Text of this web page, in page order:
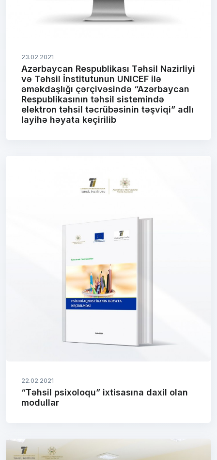
23.02.2021
Azərbaycan Respublikası Təhsil Nazirliyi
və Təhsil İnstitutunun UNICEF ilə
əməkdaşlığı çərçivəsində “Azərbaycan
Respublikasının təhsil sistemində
elektron təhsil təcrübəsinin təşviqi” adlı
layihə həyata keçirilib
22.02.2021
“Təhsil psixoloqu” ixtisasına daxil olan
modullar